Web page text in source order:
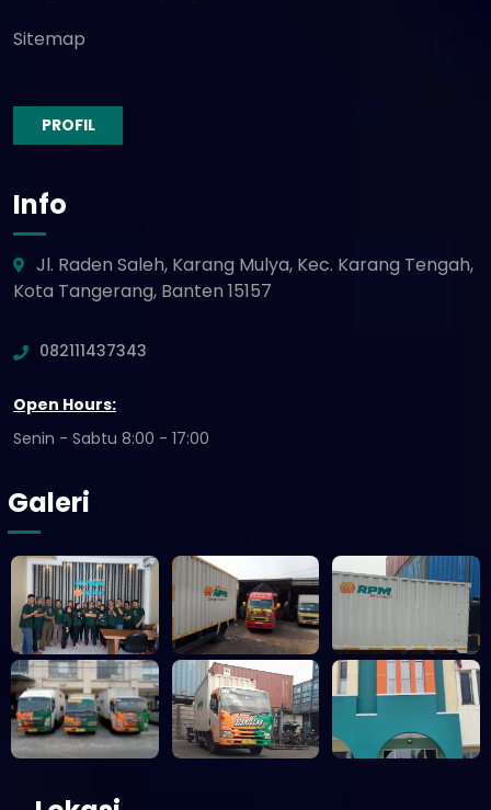
Sitemap
PROFIL
Info
Jl. Raden Saleh, Karang Mulya, Kec. Karang Tengah,
Kota Tangerang, Banten 15157
082111437343
Open Hours:
Senin - Sabtu 8:00 - 17:00
Galeri